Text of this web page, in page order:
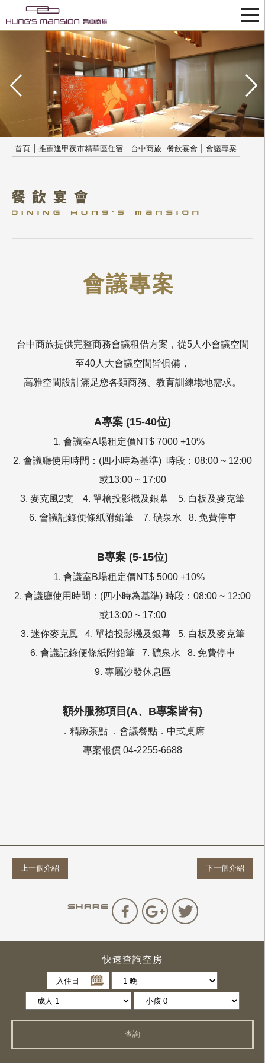
首頁 推薦逢甲夜市精華區住宿｜台中商旅─餐飲宴會 會議專案
會議專案
台中商旅提供完整商務會議租借方案，從5人小會議空間
至40人大會議空間皆俱備，
高雅空間設計滿足您各類商務、教育訓練場地需求。
A專案 (15-40位)
1. 會議室A場租定價NT$ 7000 +10%
2. 會議廳使用時間：(四小時為基準) 時段：08:00 ~ 12:00
或13:00 ~ 17:00
3. 麥克風2支 4. 單槍投影機及銀幕 5. 白板及麥克筆
6. 會議記錄便條紙附鉛筆 7. 礦泉水 8. 免費停車
B專案 (5-15位)
1. 會議室B場租定價NT$ 5000 +10%
2. 會議廳使用時間：(四小時為基準) 時段：08:00 ~ 12:00
或13:00 ~ 17:00
3. 迷你麥克風 4. 單槍投影機及銀幕 5. 白板及麥克筆
6. 會議記錄便條紙附鉛筆 7. 礦泉水 8. 免費停車
9. 專屬沙發休息區
額外服務項目(A、B專案皆有)
．精緻茶點 ．會議餐點．中式桌席
專案報價 04-2255-6688
上一個介紹 下一個介紹
快速查詢空房
入住日
查詢